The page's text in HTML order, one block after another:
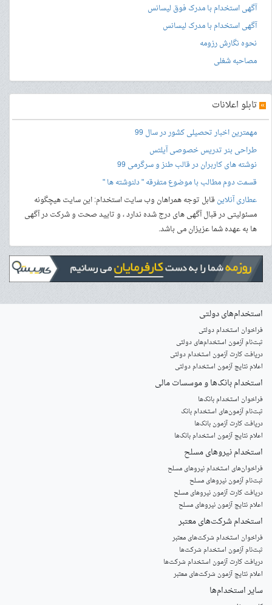
آگهی استخدام با مدرک فوق لیسانس
آگهی استخدام با مدرک لیسانس
نحوه نگارش رزومه
مصاحبه شغلی
» تابلو اعلانات
مهمترین اخبار تحصیلی کشور در سال 99
طراحی بنرتدریس خصوصی آیلتس
نوشته های کاربران در قالب طنز و سرگرمی 99
قسمت دوم مطالب با موضوع متفرقه " دلنوشته ها "
عطاری آنلاینقابل توجه همراهان وب سایت استخدام: این سایت هیچگونه
مسئولیتی در قبال آگهی های درج شده ندارد ، و تایید صحت و شرکت در آگهی
ها به عهده شما عزیزان می باشد.
استخدام‌های دولتی
فراخوان استخدام دولتی
ثبت‌نام آزمون‌ استخدام‌های دولتی
دریافت کارت آزمون استخدام دولتی
اعلام نتایج آزمون استخدام دولتی
استخدام‌ بانک‌ها و موسسات مالی
فراخوان استخدام بانک‌ها
‌ثبت‌نام آزمون‌های استخدام بانک
دریافت کارت آزمون بانک‌ها
اعلام نتایج آزمون استخدام بانک‌ها
استخدام‌ نیروهای مسلح
‌فراخوان‌های استخدام‌ نیروهای مسلح
ثبت‌نام آزمون نیروهای مسلح
دریافت کارت آزمون نیروهای مسلح
اعلام نتایج آزمون نیروهای مسلح
استخدام‌ شرکت‌های معتبر
فراخوان استخدام شرکت‌های معتبر
ثبت‌نام آزمون استخدام شرکت‌ها
دریافت کارت آزمون استخدام شرکت‌ها
اعلام نتایج آزمون شرکت‌های معتبر
سایر استخدام‌ها